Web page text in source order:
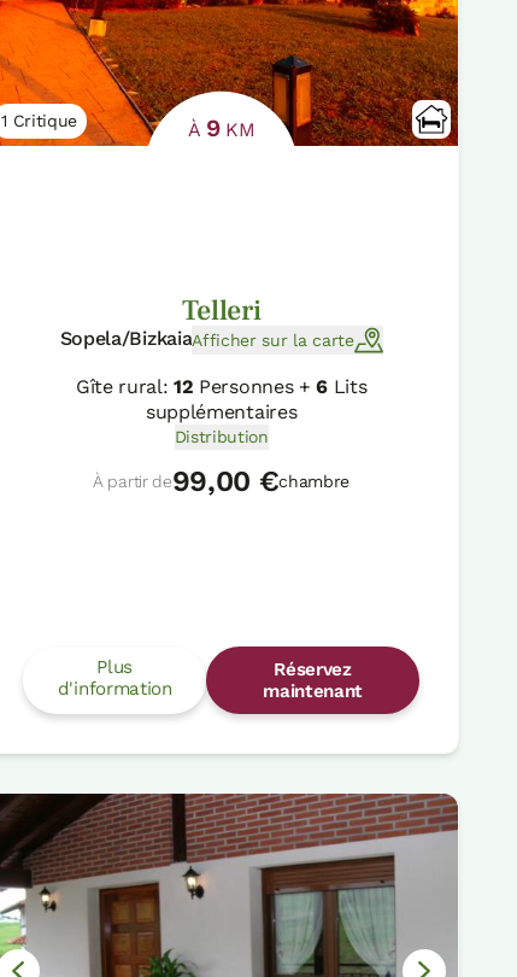
1 Critique À 9KM
Telleri
Sopela/BizkaiaAfficher sur la carte
Gîte rural:12 Personnes +6Lits
supplémentaires
Distribution
À partir de99,00 €chambre
Plus
d'information
Réservez
maintenant